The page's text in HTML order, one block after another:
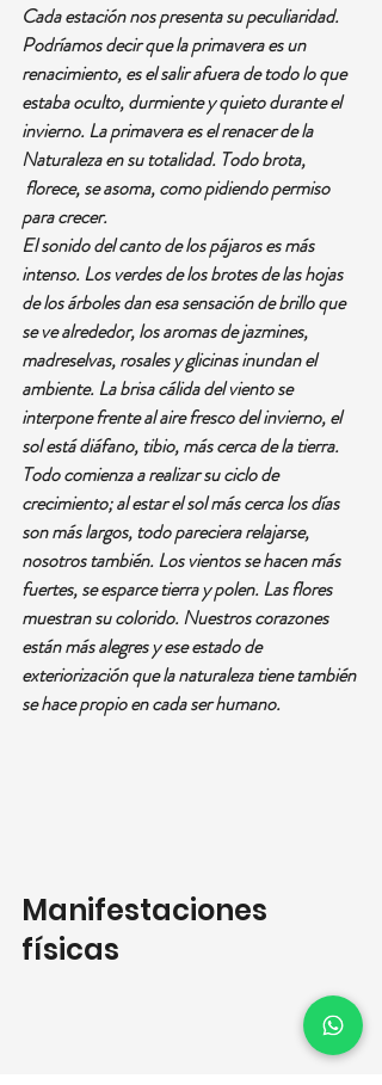
Cada estación nos presenta su peculiaridad.
Podríamos decir que la primavera es un
renacimiento, es el salir afuera de todo lo que
estaba oculto, durmiente y quieto durante el
invierno. La primavera es el renacer de la
Naturaleza en su totalidad. Todo brota,
florece, se asoma, como pidiendo permiso
para crecer.
El sonido del canto de los pájaros es más
intenso. Los verdes de los brotes de las hojas
de los árboles dan esa sensación de brillo que
se ve alrededor, los aromas de jazmines,
madreselvas, rosales y glicinas inundan el
ambiente. La brisa cálida del viento se
interpone frente al aire fresco del invierno, el
sol está diáfano, tibio, más cerca de la tierra.
Todo comienza a realizar su ciclo de
crecimiento; al estar el sol más cerca los días
son más largos, todo pareciera relajarse,
nosotros también. Los vientos se hacen más
fuertes, se esparce tierra y polen. Las flores
muestran su colorido. Nuestros corazones
están más alegres y ese estado de
exteriorización que la naturaleza tiene también
se hace propio en cada ser humano.
Manifestaciones
físicas